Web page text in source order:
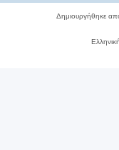
Δημιουργήθηκε